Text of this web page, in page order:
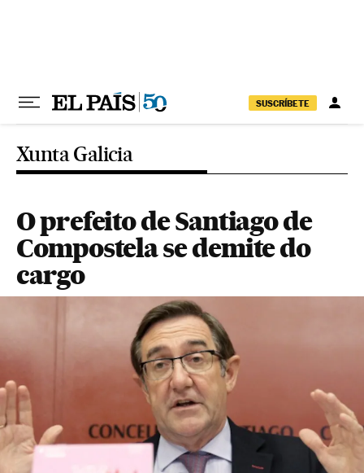
SUSCRÍBETE
Xunta Galicia
O prefeito de Santiago de
Compostela se demite do
cargo